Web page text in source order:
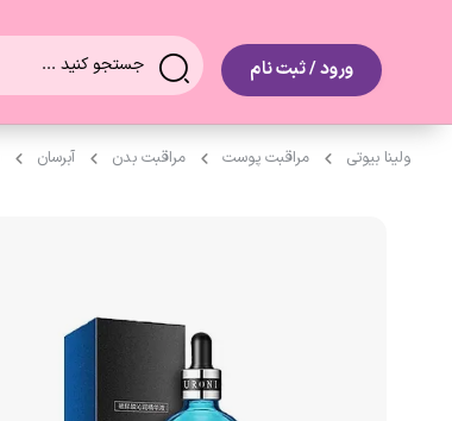
ورود / ثبت نام
ولینا بیوتی مراقبت پوست مراقبت بدن آبرسان